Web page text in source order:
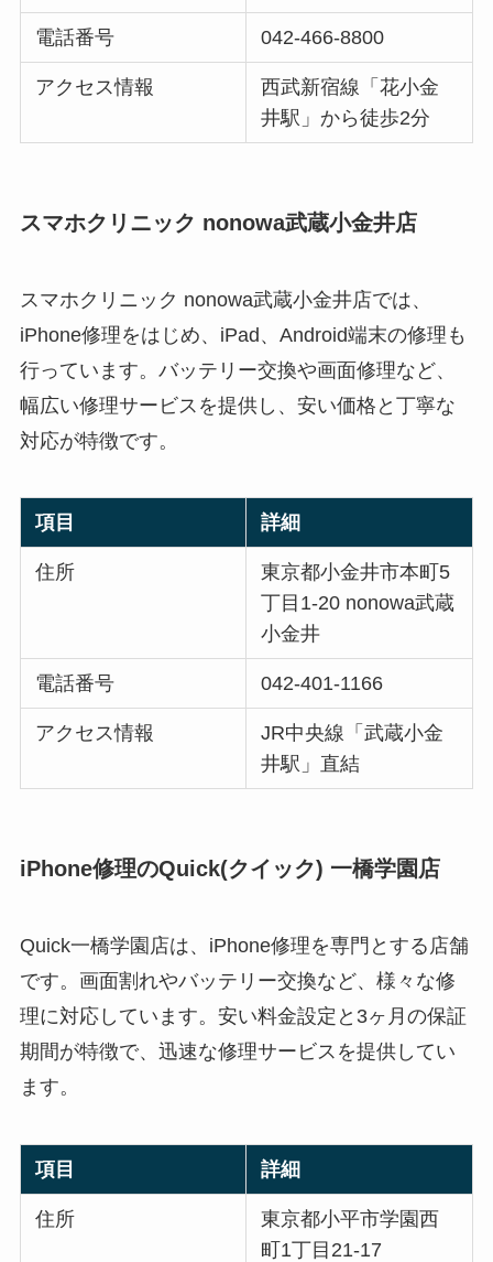
電話番号 042-466-8800
アクセス情報
西武新宿線「花小金
井駅」から徒歩2分
スマホクリニック nonowa武蔵小金井店
スマホクリニック nonowa武蔵小金井店では、
iPhone修理をはじめ、iPad、Android端末の修理も
行っています。バッテリー交換や画面修理など、
幅広い修理サービスを提供し、安い価格と丁寧な
対応が特徴です。
項目 詳細
住所
東京都小金井市本町5
丁目1-20 nonowa武蔵
小金井
電話番号 042-401-1166
アクセス情報
JR中央線「武蔵小金
井駅」直結
iPhone修理のQuick(クイック) 一橋学園店
Quick一橋学園店は、iPhone修理を専門とする店舗
です。画面割れやバッテリー交換など、様々な修
理に対応しています。安い料金設定と3ヶ月の保証
期間が特徴で、迅速な修理サービスを提供してい
ます。
項目 詳細
住所
東京都小平市学園西
町1丁目21-17